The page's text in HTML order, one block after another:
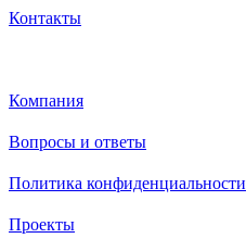
Контакты
Компания
Вопросы и ответы
Политика конфиденциальности
Проекты